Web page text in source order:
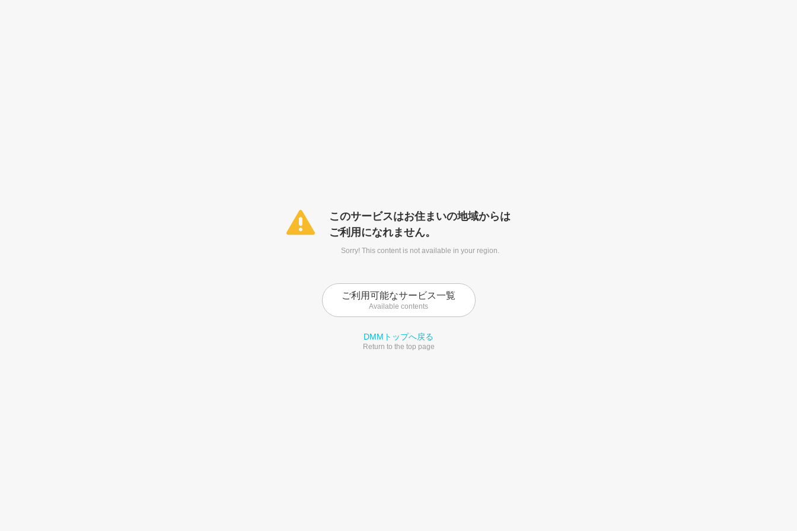
このサービスはお住まいの地域からは
ご利用になれません。
Sorry! This content is not available in your region.
ご利用可能なサービス一覧
Available contents
DMMトップへ戻る
Return to the top page